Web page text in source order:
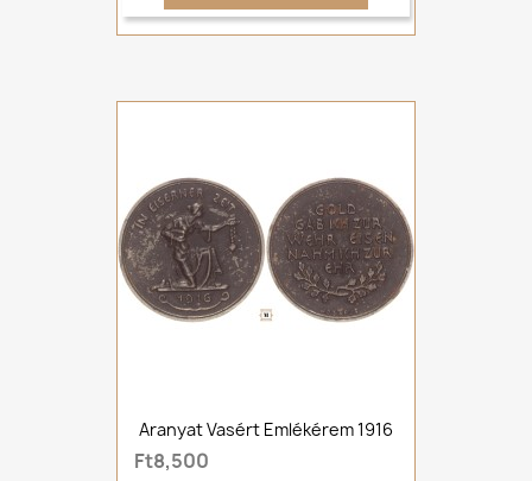
Aranyat Vasért Emlékérem 1916
Ft8,500